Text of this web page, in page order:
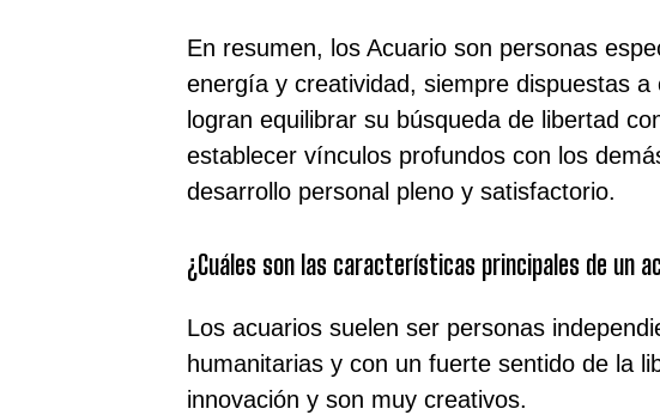
En resumen, los Acuario son personas
energía y creatividad, siempre dispuestas a
logran equilibrar su búsqueda de libertad
establecer vínculos profundos con los
desarrollo personal pleno y satisfactorio.
¿Cuáles son las características principales de un
Los acuarios suelen ser personas
humanitarias y con un fuerte sentido de la
innovación y son muy creativos.